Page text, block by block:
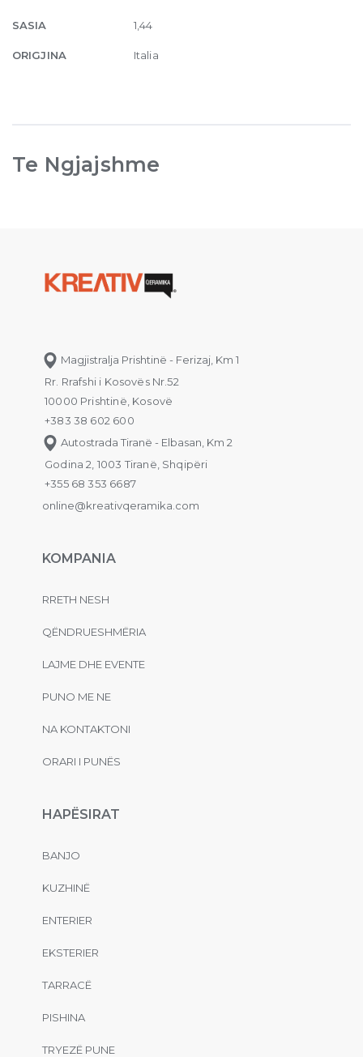
SASIA 1,44
ORIGJINA Italia
Te Ngjajshme
Magjistralja Prishtinë - Ferizaj, Km 1
Rr. Rrafshi i Kosovës Nr.52
10000 Prishtinë, Kosovë
+383 38 602 600
Autostrada Tiranë - Elbasan, Km 2
Godina 2, 1003 Tiranë, Shqipëri
+355 68 353 6687
online@kreativqeramika.com
KOMPANIA
RRETH NESH
QËNDRUESHMËRIA
LAJME DHE EVENTE
PUNO ME NE
NA KONTAKTONI
ORARI I PUNËS
HAPËSIRAT
BANJO
KUZHINË
ENTERIER
EKSTERIER
TARRACË
PISHINA
TRYEZË PUNE